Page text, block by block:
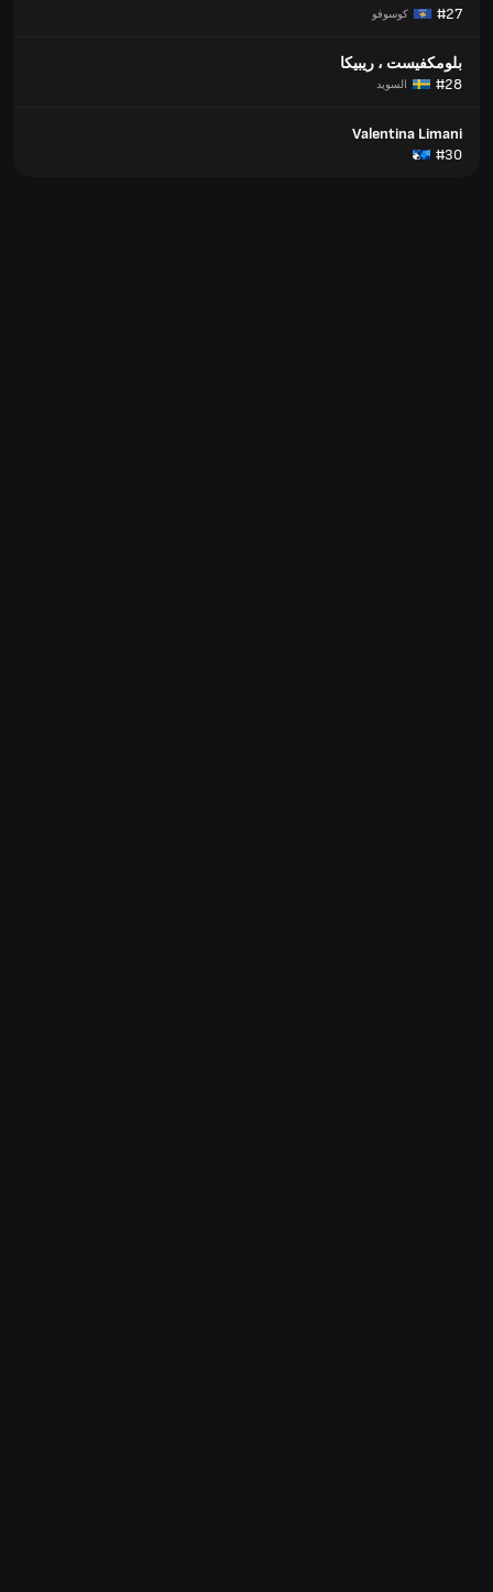
#27
كوسوفو
بلومكفيست ، ريبيكا
#28
السويد
Valentina Limani
#30